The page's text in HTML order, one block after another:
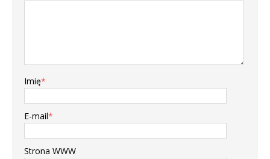
Imię*
E-mail*
Strona WWW